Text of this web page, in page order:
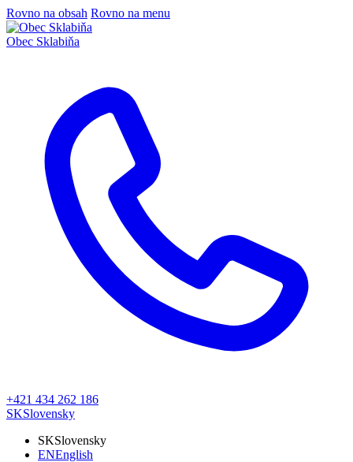
Rovno na obsah Rovno na menu
Obec Sklabiňa
+421 434 262 186
SKSlovensky
SKSlovensky
ENEnglish